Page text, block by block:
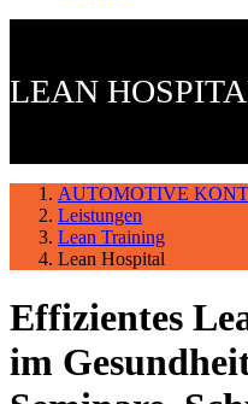
LEAN
AUTOMOTIVE
Leistungen
Lean Training
Lean Hospital
Effizientes
im